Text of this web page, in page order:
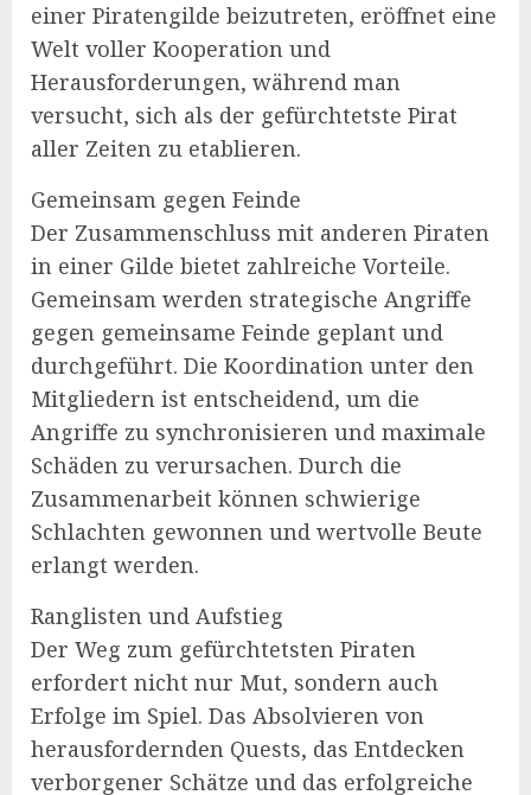
einer Piratengilde beizutreten, eröffnet eine
Welt voller Kooperation und
Herausforderungen, während man
versucht, sich als der gefürchtetste Pirat
aller Zeiten zu etablieren.
Gemeinsam gegen Feinde
Der Zusammenschluss mit anderen Piraten
in einer Gilde bietet zahlreiche Vorteile.
Gemeinsam werden strategische Angriffe
gegen gemeinsame Feinde geplant und
durchgeführt. Die Koordination unter den
Mitgliedern ist entscheidend, um die
Angriffe zu synchronisieren und maximale
Schäden zu verursachen. Durch die
Zusammenarbeit können schwierige
Schlachten gewonnen und wertvolle Beute
erlangt werden.
Ranglisten und Aufstieg
Der Weg zum gefürchtetsten Piraten
erfordert nicht nur Mut, sondern auch
Erfolge im Spiel. Das Absolvieren von
herausfordernden Quests, das Entdecken
verborgener Schätze und das erfolgreiche